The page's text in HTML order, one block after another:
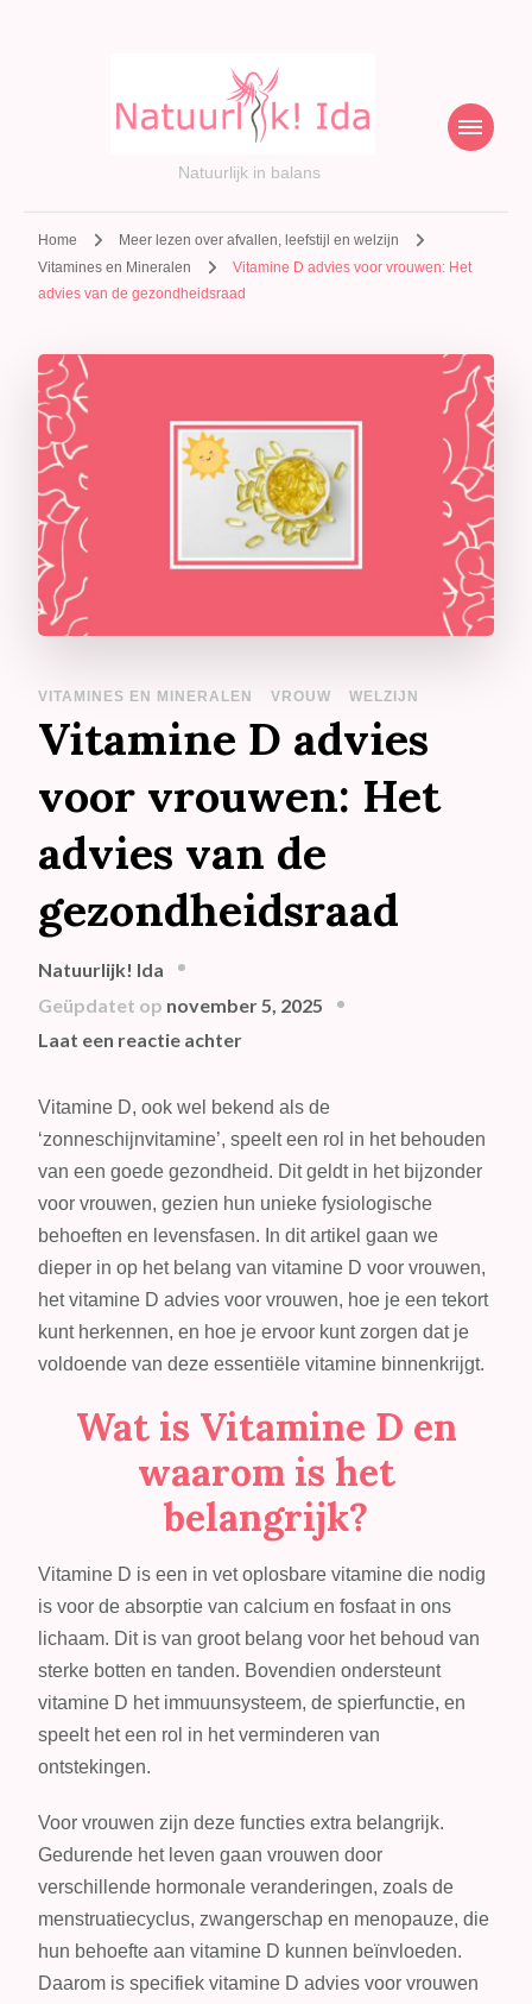
Natuurlijk in balans
Home
Meer lezen over afvallen, leefstijl en welzijn
Vitamines en Mineralen
Vitamine D advies voor vrouwen: Het
advies van de gezondheidsraad
VITAMINES EN MINERALEN VROUW WELZIJN
Vitamine D advies
voor vrouwen: Het
advies van de
gezondheidsraad
Natuurlijk! Ida
Geüpdatet op november 5, 2025
Laat een reactie achterop
D
advies
voor
vrouwen:
Het
advies
van
de
gezondheidsraad
Vitamine D, ook wel bekend als de
‘zonneschijnvitamine’, speelt een rol in het behouden
van een goede gezondheid. Dit geldt in het bijzonder
voor vrouwen, gezien hun unieke fysiologische
behoeften en levensfasen. In dit artikel gaan we
dieper in op het belang van vitamine D voor vrouwen,
het vitamine D advies voor vrouwen, hoe je een tekort
kunt herkennen, en hoe je ervoor kunt zorgen dat je
voldoende van deze essentiële vitamine binnenkrijgt.
Wat is Vitamine D en
waarom is het
belangrijk?
Vitamine D is een in vet oplosbare vitamine die nodig
is voor de absorptie van calcium en fosfaat in ons
lichaam. Dit is van groot belang voor het behoud van
sterke botten en tanden. Bovendien ondersteunt
vitamine D het immuunsysteem, de spierfunctie, en
speelt het een rol in het verminderen van
ontstekingen.
Voor vrouwen zijn deze functies extra belangrijk.
Gedurende het leven gaan vrouwen door
verschillende hormonale veranderingen, zoals de
menstruatiecyclus, zwangerschap en menopauze, die
hun behoefte aan vitamine D kunnen beïnvloeden.
Daarom is specifiek vitamine D advies voor vrouwen